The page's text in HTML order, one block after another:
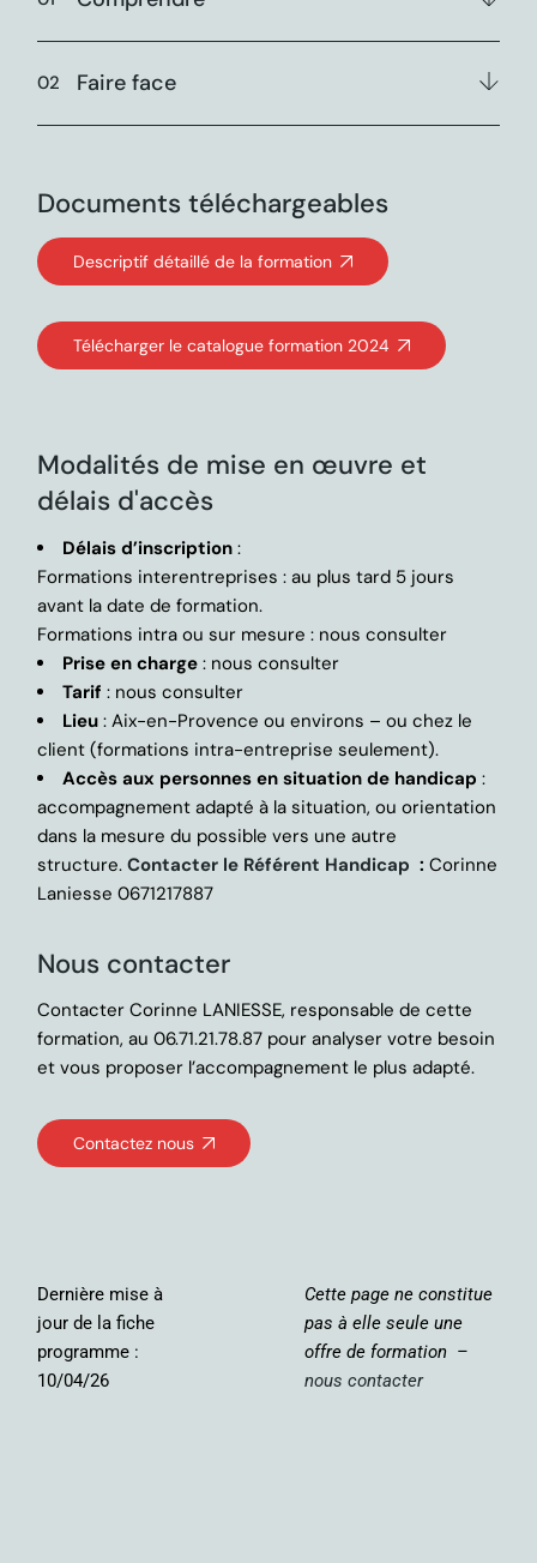
Faire face
Documents téléchargeables
Descriptif détaillé de la formation
Télécharger le catalogue formation 2024
Modalités de mise en œuvre et
délais d'accès
Délais d’inscription:
Formations interentreprises : au plus tard 5 jours
avant la date de formation.
Formations intra ou sur mesure : nous consulter
Prise en charge : nous consulter
Tarif : nous consulter
Lieu : Aix-en-Provence ou environs – ou chez le
client (formations intra-entreprise seulement).
Accès aux personnes en situation de handicap :
accompagnement adapté à la situation, ou orientation
dans la mesure du possible vers une autre
structure.Contacter le Référent Handicap : Corinne
Laniesse 0671217887
Nous contacter
Contacter Corinne LANIESSE, responsable de cette
formation, au 06.71.21.78.87 pour analyser votre besoin
et vous proposer l’accompagnement le plus adapté.
Contactez nous
Dernière mise à
jour de la fiche
programme :
10/04/26
Cette page ne constitue
pas à elle seule une
offre de formation –
nous contacter